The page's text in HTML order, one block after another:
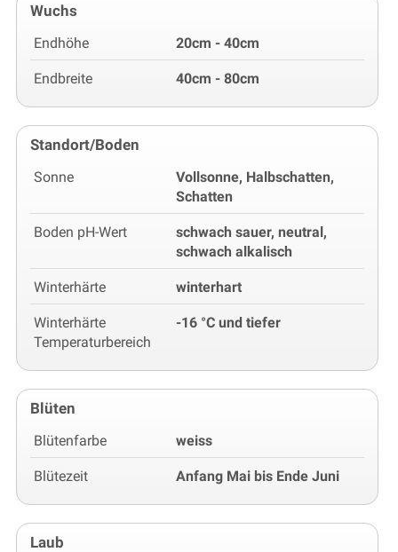
Wuchs
Endhöhe 20cm - 40cm
Endbreite 40cm - 80cm
Standort/Boden
Sonne
Vollsonne, Halbschatten,
Schatten
Boden pH-Wert
schwach sauer, neutral,
schwach alkalisch
Winterhärte winterhart
Winterhärte
Temperaturbereich
-16 °C und tiefer
Blüten
Blütenfarbe weiss
Blütezeit Anfang Mai bis Ende Juni
Laub